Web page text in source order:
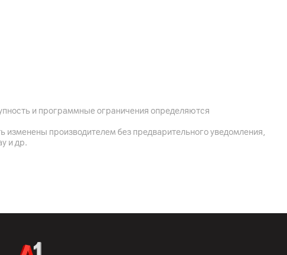
и программные ограничения определяются
производителем без предварительного уведомления,
и др.